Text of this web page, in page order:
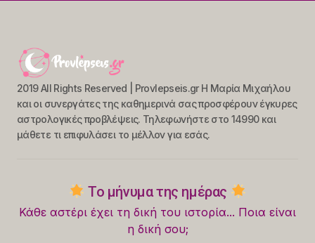
2019 All Rights Reserved | Provlepseis.gr Η Μαρία Μιχαήλου
και οι συνεργάτες της καθημερινά σας προσφέρουν έγκυρες
αστρολογικές προβλέψεις. Τηλεφωνήστε στο 14990 και
μάθετε τι επιφυλάσει το μέλλον για εσάς.
Το μήνυμα της ημέρας
Κάθε αστέρι έχει τη δική του ιστορία... Ποια είναι
η δική σου;